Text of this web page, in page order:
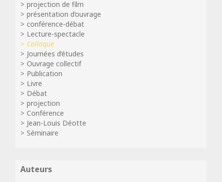
projection de film
présentation d’ouvrage
conférence-débat
Lecture-spectacle
Colloque
Journées d’études
Ouvrage collectif
Publication
Livre
Débat
projection
Conférence
Jean-Louis Déotte
Séminaire
Auteurs